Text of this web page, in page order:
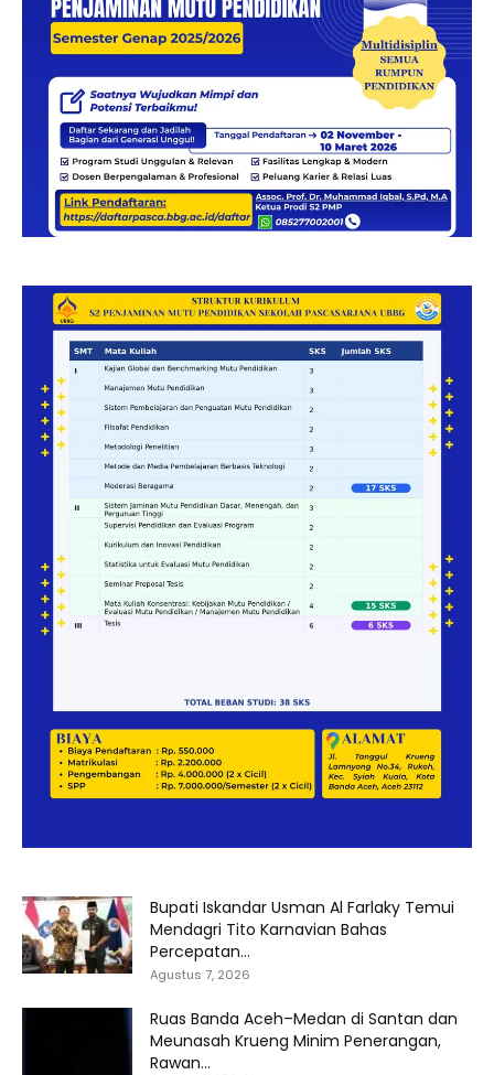
Bupati Iskandar Usman Al Farlaky Temui
Mendagri Tito Karnavian Bahas
Percepatan...
Agustus 7, 2026
Ruas Banda Aceh–Medan di Santan dan
Meunasah Krueng Minim Penerangan,
Rawan...